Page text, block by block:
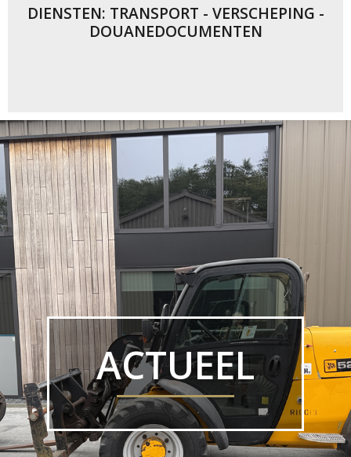
DIENSTEN: TRANSPORT - VERSCHEPING -
DOUANEDOCUMENTEN
ACTUEEL